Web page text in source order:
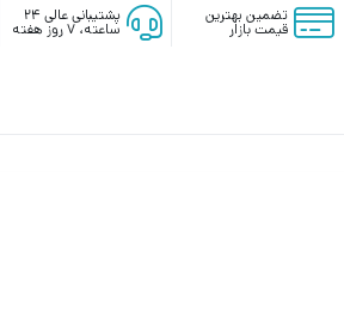
تضمین بهترین
قیمت بازار
پشتیبانی عالی ۲۴
ساعته، ۷ روز هفته